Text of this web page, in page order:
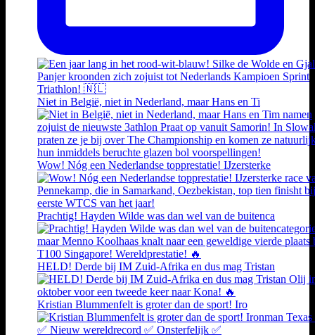
Niet in België, niet in Nederland, maar Hans en Ti
Wow! Nóg een Nederlandse topprestatie! IJzersterke
Prachtig! Hayden Wilde was dan wel van de buitenca
HELD! Derde bij IM Zuid-Afrika en dus mag Tristan
Kristian Blummenfelt is groter dan de sport! Iro